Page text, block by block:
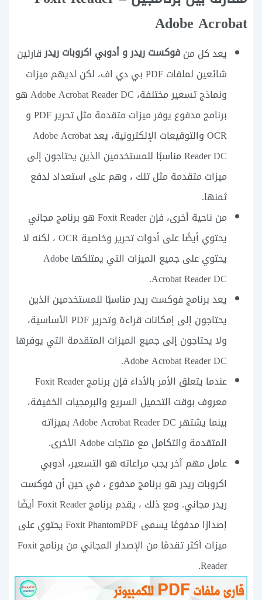
Adobe Acrobat
يعد كل منفوكست ريدر و أدوبي اكروبات ريدرقارئين
شائعين لملفات PDF بي دي اف، لكن لديهم ميزات
ونماذج تسعير مختلفة، Adobe Acrobat Reader DC هو
برنامج مدفوع يوفر ميزات متقدمة مثل تحرير PDF و
OCR والتوقيعات الإلكترونية، يعد Adobe Acrobat
Reader DC مناسبًا للمستخدمين الذين يحتاجون إلى
ميزات متقدمة مثل تلك ، وهم على استعداد لدفع
ثمنها.
من ناحية أخرى، فإن Foxit Reader هو برنامج مجاني
يحتوي أيضًا على أدوات تحرير وخاصية OCR ، لكنه لا
يحتوي على جميع الميزات التي يمتلكها Adobe
Acrobat Reader DC.
يعد برنامج فوكست ريدر مناسبًا للمستخدمين الذين
يحتاجون إلى إمكانات قراءة وتحرير PDF الأساسية،
ولا يحتاجون إلى جميع الميزات المتقدمة التي يوفرها
Adobe Acrobat Reader DC.
عندما يتعلق الأمر بالأداء فإن برنامج Foxit Reader
معروف بوقت التحميل السريع والبرمجيات الخفيفة،
بينما يشتهر Adobe Acrobat Reader DC بميزاته
المتقدمة والتكامل مع منتجات Adobe الأخرى.
عامل مهم آخر يجب مراعاته هو التسعير، أدوبي
اكروبات ريدر هو برنامج مدفوع ، في حين أن فوكست
ريدر مجاني. ومع ذلك ، يقدم برنامج Foxit Reader أيضًا
إصدارًا مدفوعًا يسمى Foxit PhantomPDF يحتوي على
ميزات أكثر تقدمًا من الإصدار المجاني من برنامج Foxit
Reader.